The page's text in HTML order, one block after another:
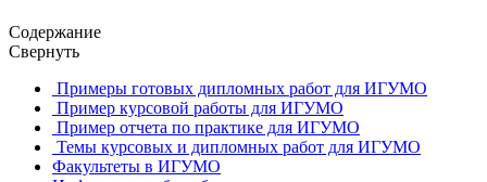
Содержание
Свернуть
Примеры готовых дипломных работ для ИГУМО
Пример курсовой работы для ИГУМО
Пример отчета по практике для ИГУМО
Темы курсовых и дипломных работ для ИГУМО
Факультеты в ИГУМО